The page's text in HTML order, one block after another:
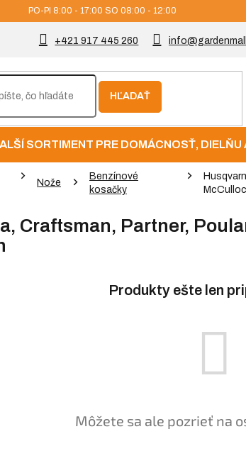
PO-PI 8:00 - 17:00 SO 08:00 - 12:00
+421 917 445 260
HĽADAŤ
SORTIMENT PRE DOMÁCNOSŤ, DIELŇU
Nože
Benzínové
kosačky
Craftsman, Partner,
Produkty ešte len
Môžete sa ale pozrieť na